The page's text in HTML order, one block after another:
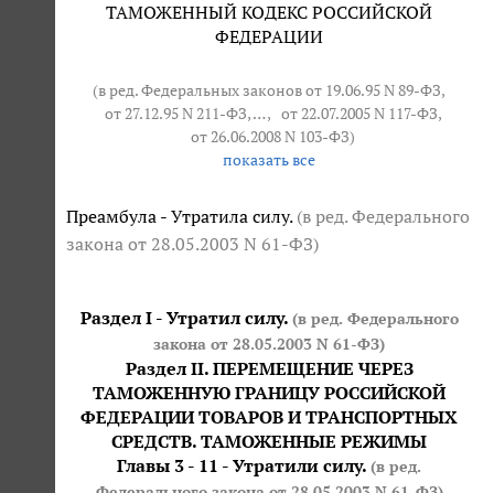
ТАМОЖЕННЫЙ КОДЕКС РОССИЙСКОЙ
ФЕДЕРАЦИИ
(в ред. Федеральных законов от 19.06.95 N 89-ФЗ,
от 27.12.95 N 211-ФЗ, … , от 22.07.2005 N 117-ФЗ,
от 26.06.2008 N 103-ФЗ)
показать все
Преамбула - Утратила силу. (в ред. Федерального
закона от 28.05.2003 N 61-ФЗ)
Раздел I - Утратил силу. (в ред. Федерального
закона от 28.05.2003 N 61-ФЗ)
Раздел II. ПЕРЕМЕЩЕНИЕ ЧЕРЕЗ
ТАМОЖЕННУЮ ГРАНИЦУ РОССИЙСКОЙ
ФЕДЕРАЦИИ ТОВАРОВ И ТРАНСПОРТНЫХ
СРЕДСТВ. ТАМОЖЕННЫЕ РЕЖИМЫ
Главы 3 - 11 - Утратили силу. (в ред.